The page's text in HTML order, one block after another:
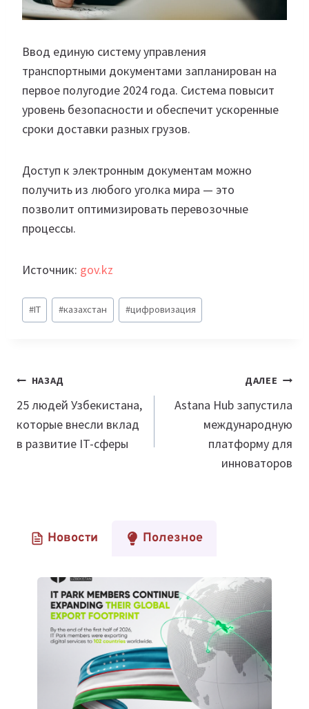
Ввод единую систему управления
транспортными документами запланирован на
первое полугодие 2024 года. Система повысит
уровень безопасности и обеспечит ускоренные
сроки доставки разных грузов.
Доступ к электронным документам можно
получить из любого уголка мира — это
позволит оптимизировать перевозочные
процессы.
Источник: gov.kz
Метки
записи:
#IT #казахстан #цифровизация
Навигация
по
записям
НАЗАД
25 людей Узбекистана,
которые внесли вклад
в развитие IT-сферы
ДАЛЕЕ
Astana Hub запустила
международную
платформу для
инноваторов
Новости Полезное